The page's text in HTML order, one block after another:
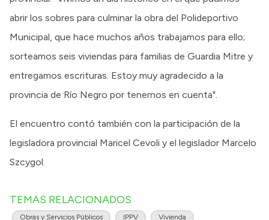
abrir los sobres para culminar la obra del Polideportivo
Municipal, que hace muchos años trabajamos para ello;
sorteamos seis viviendas para familias de Guardia Mitre y
entregamos escrituras. Estoy muy agradecido a la
provincia de Río Negro por tenernos en cuenta".
El encuentro contó también con la participación de la
legisladora provincial Maricel Cevoli y el legislador Marcelo
Szcygol.
TEMAS RELACIONADOS
Obras y Servicios Públicos IPPV Vivienda